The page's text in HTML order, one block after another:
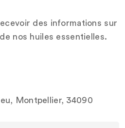
des informations sur
nos huiles essentielles.
Montpellier, 34090